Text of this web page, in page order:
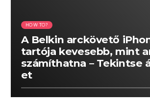
HOW TO?
A Belkin arckövető
tartója kevesebb, mint
számíthatna – Tekintse
et